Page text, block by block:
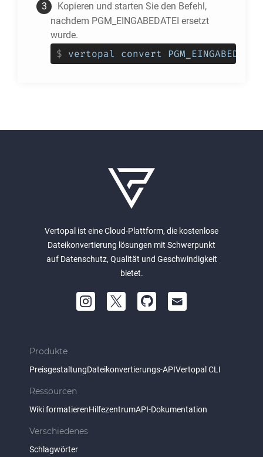
Kopieren und starten Sie den Befehl,
nachdem PGM_EINGABEDATEI ersetzt
wurde.
$ vertopal convert
Vertopal ist eine Cloud-Plattform, die kostenlose
Dateikonvertierung lösungen mit Schwerpunkt
auf Datenschutz, Qualität und Geschwindigkeit
bietet.
Produkte
PreisgestaltungDateikonvertierungs-APIVertopal CLI
Ressourcen
Wiki formatierenHilfezentrumAPI-Dokumentation
Verschiedenes
Schlagwörter